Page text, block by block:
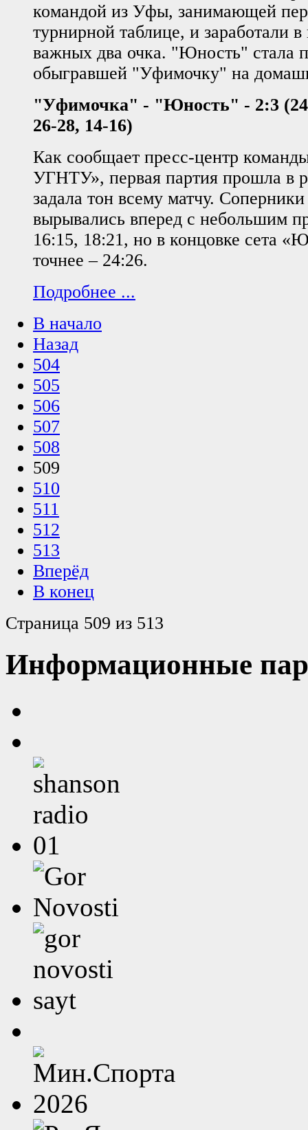
командой из Уфы, занимающей
турнирной таблице, и заработали
важных два очка. "Юность" стала
обыгравшей "Уфимочку" на
"Уфимочка" - "Юность" - 2:3 (24-
26-28, 14-16)
Как сообщает пресс-центр
УГНТУ», первая партия прошла в
задала тон всему матчу.
вырывались вперед с небольшим
16:15, 18:21, но в концовке сета
точнее – 24:26.
Подробнее ...
В начало
Назад
504
505
506
507
508
509
510
511
512
513
Вперёд
В конец
Страница 509 из 513
Информационные